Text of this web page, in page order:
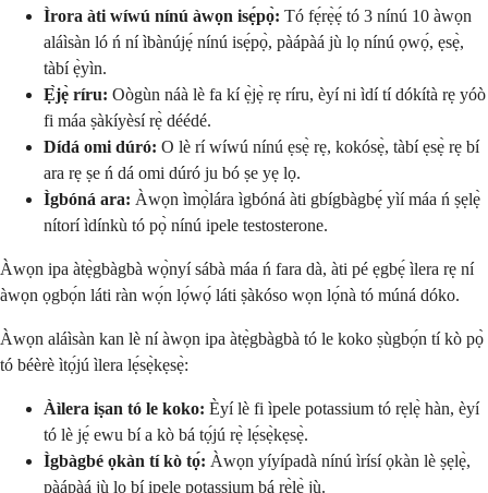
Ìrora àti wíwú nínú àwọn isẹ́pọ̀: Tó fẹ́rẹ̀ẹ́ tó 3 nínú 10 àwọn
aláìsàn ló ń ní ìbànújẹ́ nínú isẹ́pọ̀, pàápàá jù lọ nínú ọwọ́, ẹsẹ̀,
tàbí ẹ̀yìn.
Ẹ̀jẹ̀ ríru: Oògùn náà lè fa kí ẹ̀jẹ̀ rẹ ríru, èyí ni ìdí tí dókítà rẹ yóò
fi máa ṣàkíyèsí rẹ̀ déédé.
Dídá omi dúró: O lè rí wíwú nínú ẹsẹ̀ rẹ, kokósẹ̀, tàbí ẹsẹ̀ rẹ bí
ara rẹ ṣe ń dá omi dúró ju bó ṣe yẹ lọ.
Ìgbóná ara: Àwọn ìmọ̀lára ìgbóná àti gbígbàgbẹ́ yìí máa ń ṣẹlẹ̀
nítorí ìdínkù tó pọ̀ nínú ipele testosterone.
Àwọn ipa àtẹ̀gbàgbà wọ̀nyí sábà máa ń fara dà, àti pé ẹgbẹ́ ìlera rẹ ní
àwọn ọgbọ́n láti ràn wọ́n lọ́wọ́ láti ṣàkóso wọn lọ́nà tó múná dóko.
Àwọn aláìsàn kan lè ní àwọn ipa àtẹ̀gbàgbà tó le koko ṣùgbọ́n tí kò pọ̀
tó béèrè ìtọ́jú ìlera lẹ́sẹ̀kẹsẹ̀:
Àìlera iṣan tó le koko: Èyí lè fi ìpele potassium tó rẹlẹ̀ hàn, èyí
tó lè jẹ́ ewu bí a kò bá tọ́jú rẹ̀ lẹ́sẹ̀kẹsẹ̀.
Ìgbàgbé ọkàn tí kò tọ́: Àwọn yíyípadà nínú ìrísí ọkàn lè ṣẹlẹ̀,
pàápàá jù lọ bí ipele potassium bá rẹ̀lẹ̀ jù.